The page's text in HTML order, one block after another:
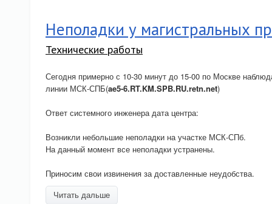
Неполадки у магистральных
Технические работы
Сегодня примерно с 10-30 минут до 15-00 по Москве
линии МСК-СПБ(ae5-6.RT.KM.SPB.RU.retn.net)
Ответ системного инженера дата центра:
Возникли небольшие неполадки на участке МСК-СПб.
На данный момент все неполадки устранены.
Приносим свои извинения за доставленные неудобства.
Читать дальше